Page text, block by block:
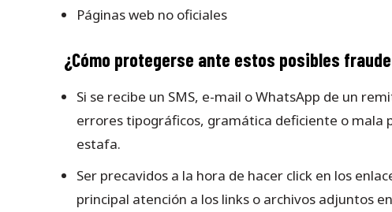
Páginas web no oficiales
¿Cómo protegerse ante estos posibles
Si se recibe un SMS, e-mail o WhatsApp de un
errores tipográficos, gramática deficiente o mala
estafa.
Ser precavidos a la hora de hacer click en los
principal atención a los links o archivos adjuntos